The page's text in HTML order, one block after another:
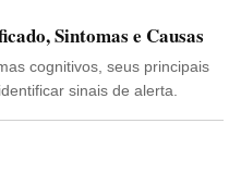
Sintomas e Causas
cognitivos, seus principais
sinais de alerta.